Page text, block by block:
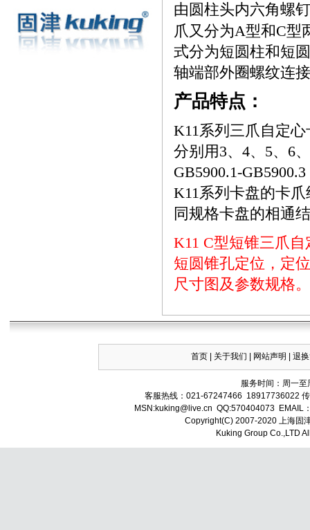
由圆柱头内六角螺
爪又分为A型和C型
式分为短圆柱和短
轴端部外圈螺纹连
产品特点：
K11系列三爪自定
分别用 3、4、 5、 6
GB5900.1-GB5900.3
K11系列卡盘的卡
同规格卡盘的相通
K11 C型短锥三爪自
短圆锥孔定位，定
尺寸图及参数规格
首页 关于我们 网站声明 |退
服务时间：周一
客服热线：021-67247466 18917736022
MSN:kuking@live.cn QQ:570404073 EMAIL
Copyright(C) 2007-2020 上海
Kuking Group Co.,LTD